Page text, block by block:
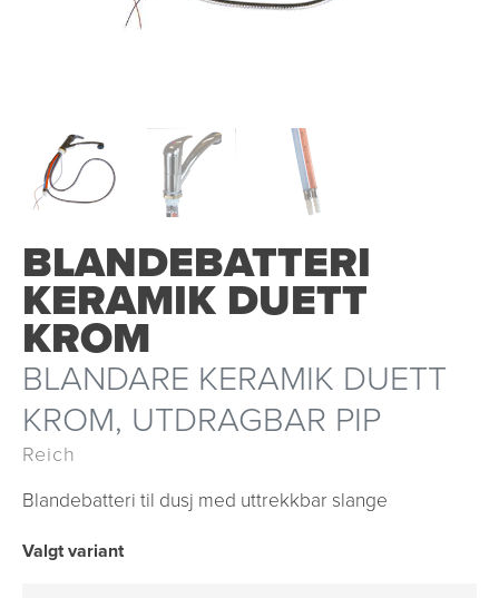
BLANDEBATTERI
KERAMIK DUETT
KROM
BLANDARE KERAMIK DUETT
KROM, UTDRAGBAR PIP
Reich
Blandebatteri til dusj med uttrekkbar slange
Valgt variant